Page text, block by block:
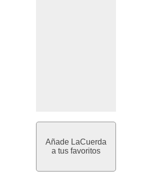
Añade LaCuerda
a tus favoritos